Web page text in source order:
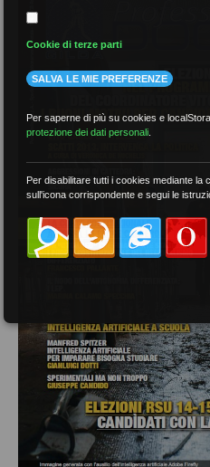
Cookie di terze parti
SALVA LE MIE PREFERENZE
Per saperne di più su cookies e
protezione dei dati personali
Per disabilitare tutti i cookies mediante la
sull'icona corrispondente e segui le